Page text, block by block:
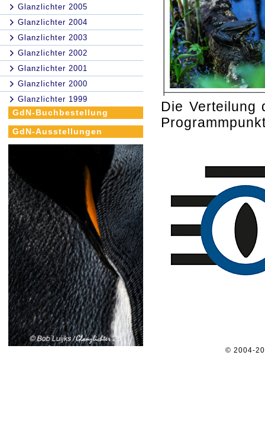
Glanzlichter 2005
Glanzlichter 2004
Glanzlichter 2003
Glanzlichter 2002
Glanzlichter 2001
Glanzlichter 2000
Glanzlichter 1999
GdN-Buchbestellung
GdN-Ausstellungen
Die Verteilung
© 2004-